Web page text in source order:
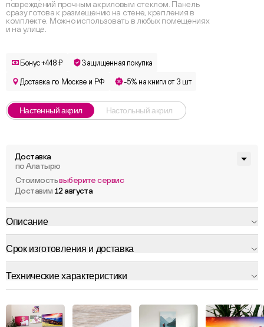
повреждений прочным акриловым стеклом. Панель
сразу готова к размещению на стене, крепления в
комплекте. Можно использовать в любых помещениях
и на улице.
Бонус +448 ₽ Защищенная покупка
Доставка по Москве и РФ -5% на книги от 3 шт
Настенный акрил Настольный акрил
Доставка
по Алатырю
Стоимостьвыберите сервис
Доставим 12 августа
Описание
Срок изготовления и доставка
Технические характеристики